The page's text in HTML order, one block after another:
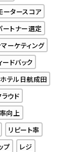
ータースコア
ートナー選定
ーケティング
ードバック
ホテル日航成田
ウド
向上
リピート率
プ
レジ